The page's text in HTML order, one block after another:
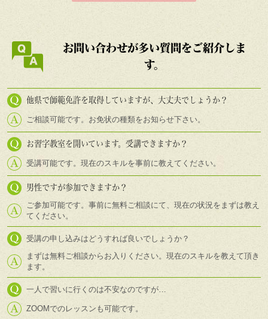
お問い合わせが多い質問をご紹介しま
す。
他県で師範免許を取得していますが、大丈夫でしょうか？
ご相談可能です。お免状の種類をお知らせ下さい。
お習字教室を開いています。受講できますか？
受講可能です。現在のスキルを事前に教えてください。
男性ですが参加できますか？
ご参加可能です。事前に無料ご相談にて、現在の状況をまずは教え
てください。
受講の申し込みはどうすれば良いでしょうか？
まずは無料ご相談からお入りください。現在のスキルを教えて頂き
ます。
一人で習いに行くのは不安なのですが…
ZOOMでのレッスンも可能です。